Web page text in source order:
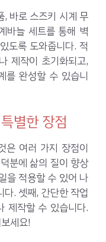
, 바로 스즈키 시계 무
바늘 세트를 통해 벽
도록 도와줍니다. 적
제작이 초기화되고,
를 완성할 수 있습니
별한 장점
은 여러 가지 장점이
분에 삶의 질이 향상
을 적용할 수 있어 나
. 셋째, 간단한 작업
제작할 수 있습니다.
세요!